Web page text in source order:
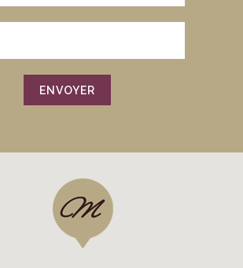
Quel week-end mes amis!
Atelier cuisine pour de ...
Follow on Instagram